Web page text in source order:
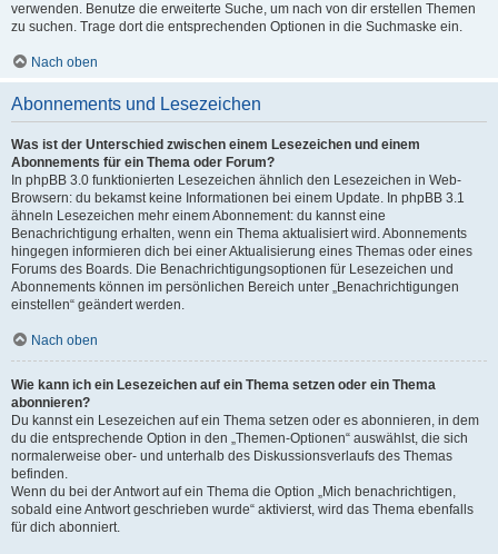
verwenden. Benutze die erweiterte Suche, um nach von dir erstellen Themen
zu suchen. Trage dort die entsprechenden Optionen in die Suchmaske ein.
Nach oben
Abonnements und Lesezeichen
Was ist der Unterschied zwischen einem Lesezeichen und einem
Abonnements für ein Thema oder Forum?
In phpBB 3.0 funktionierten Lesezeichen ähnlich den Lesezeichen in Web-
Browsern: du bekamst keine Informationen bei einem Update. In phpBB 3.1
ähneln Lesezeichen mehr einem Abonnement: du kannst eine
Benachrichtigung erhalten, wenn ein Thema aktualisiert wird. Abonnements
hingegen informieren dich bei einer Aktualisierung eines Themas oder eines
Forums des Boards. Die Benachrichtigungsoptionen für Lesezeichen und
Abonnements können im persönlichen Bereich unter „Benachrichtigungen
einstellen“ geändert werden.
Nach oben
Wie kann ich ein Lesezeichen auf ein Thema setzen oder ein Thema
abonnieren?
Du kannst ein Lesezeichen auf ein Thema setzen oder es abonnieren, in dem
du die entsprechende Option in den „Themen-Optionen“ auswählst, die sich
normalerweise ober- und unterhalb des Diskussionsverlaufs des Themas
befinden.
Wenn du bei der Antwort auf ein Thema die Option „Mich benachrichtigen,
sobald eine Antwort geschrieben wurde“ aktivierst, wird das Thema ebenfalls
für dich abonniert.